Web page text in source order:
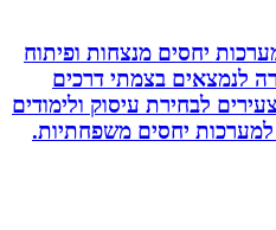
יחסים מנצחות ופיתוח
בצמתי דרכים
לבחירת עיסוק ולימודים
יחסים משפחתיות.